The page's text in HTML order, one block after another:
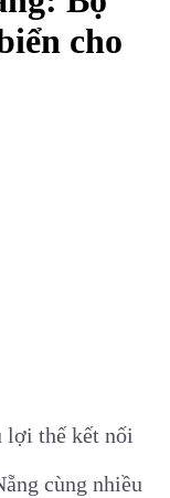
cho
lợi thế kết nối
cùng nhiều